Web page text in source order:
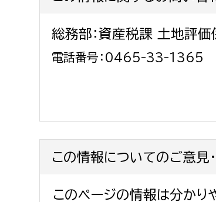
国県事業推進課
土木管理課
建築課
上下水道局
総務部：資産税課 土地評価
電話番号：0465-33-1365
この情報についてのご意見
このページの情報は分かり